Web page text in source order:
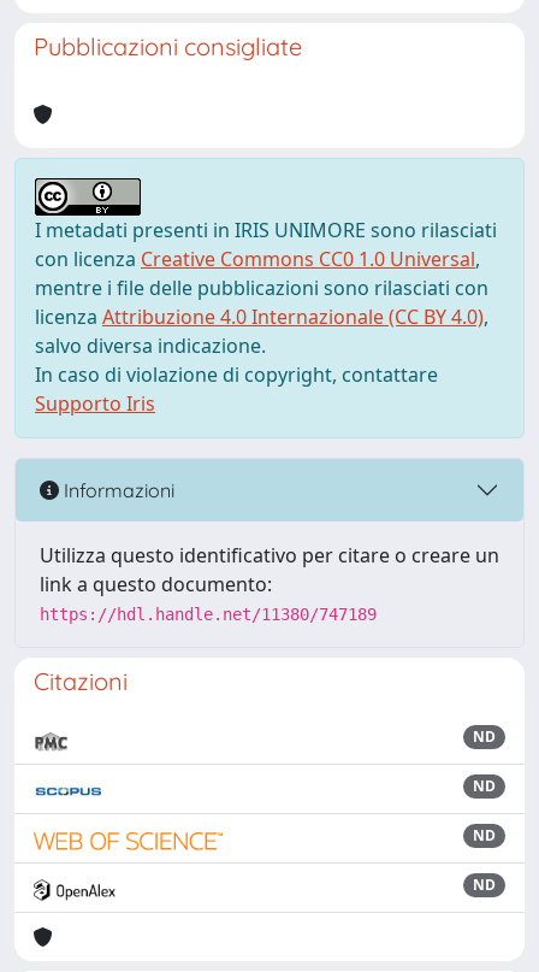
Pubblicazioni consigliate
I metadati presenti in IRIS UNIMORE sono rilasciati
con licenza Creative Commons CC0 1.0 Universal,
mentre i file delle pubblicazioni sono rilasciati con
licenza Attribuzione 4.0 Internazionale (CC BY 4.0),
salvo diversa indicazione.
In caso di violazione di copyright, contattare
Supporto Iris
Informazioni
Utilizza questo identificativo per citare o creare un
link a questo documento:
https://hdl.handle.net/11380/747189
Citazioni
ND
ND
ND
ND